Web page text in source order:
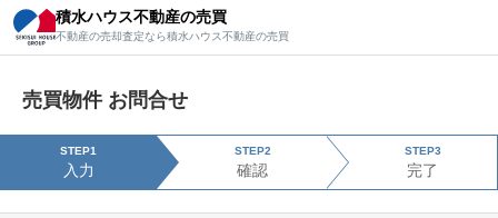
積水ハウス不動産の売買
不動産の売却査定なら積水ハウス不動産の売買
売買物件 お問合せ
STEP1
入力
STEP2
確認
STEP3
完了
積水ハウス不動産の売買
不動産の売却査定なら積水ハウス不動産の売買